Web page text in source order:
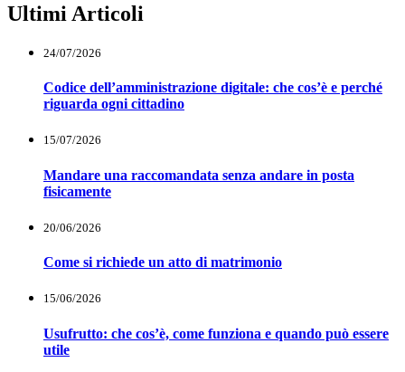
Ultimi Articoli
24/07/2026
Codice dell’amministrazione digitale: che cos’è e perché
riguarda ogni cittadino
15/07/2026
Mandare una raccomandata senza andare in posta
fisicamente
20/06/2026
Come si richiede un atto di matrimonio
15/06/2026
Usufrutto: che cos’è, come funziona e quando può essere
utile